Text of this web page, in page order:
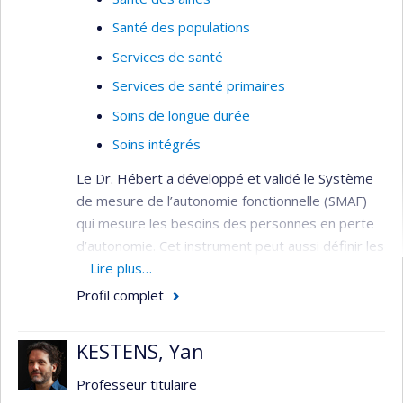
Santé des populations
Services de santé
Services de santé primaires
Soins de longue durée
Soins intégrés
Le Dr. Hébert a développé et validé le Système
de mesure de l’autonomie fonctionnelle (SMAF)
qui mesure les besoins des personnes en perte
d’autonomie. Cet instrument peut aussi définir les
ressources requises pour ces personnes dans le
cadre de la gestion du système sociosanitaire.
perte d’autonomie. Il s’intéresse aux coûts de la
perte d’autonomie et des services qu’elle met en
Lire plus…
Profil complet
KESTENS, Yan
Professeur titulaire